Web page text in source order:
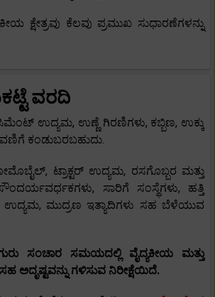
ಕ್ಷೇತ್ರವು ಕೆಲವು ಪ್ರಮುಖ ಸುಧಾರಣೆಗಳನ್ನು
ವರದಿ
ಉದ್ಯಮ, ಉಣ್ಣೆ ಗಿರಣಿಗಳು, ಕಬ್ಬಿಣ, ಉಕ್ಕು
ಕಂಡುಬರಬಹುದು.
ಟ್ರಾಕ್ಟರ್ ಉದ್ಯಮ, ರಸಗೊಬ್ಬರ ಮತ್ತು
ಸಾರಿಗೆ ಸಂಸ್ಥೆಗಳು, ಹತ್ತಿ
ಉದ್ಯಮ, ಮುದ್ರಣ ಇತ್ಯಾದಿಗಳು ಸಹ ಬೆಳೆಯುವ
ಸಂಚಾರ ಸಮಯದಲ್ಲಿ ವೈದ್ಯಕೀಯ ಮತ್ತು
ಅದೃಷ್ಟವನ್ನು ಗಳಿಸುವ ನಿರೀಕ್ಷೆಯಿದೆ.